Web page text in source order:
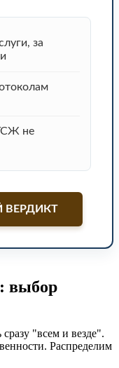
за
не
ВЕРДИКТ
выбор
"всем и везде".
Распределим